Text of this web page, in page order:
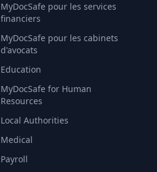
MyDocSafe pour les services
financiers
MyDocSafe pour les cabinets
d'avocats
Education
MyDocSafe for Human
Resources
Local Authorities
Medical
Payroll